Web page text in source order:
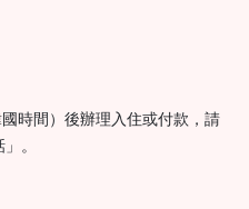
時間）後辦理入住或付款，請
。